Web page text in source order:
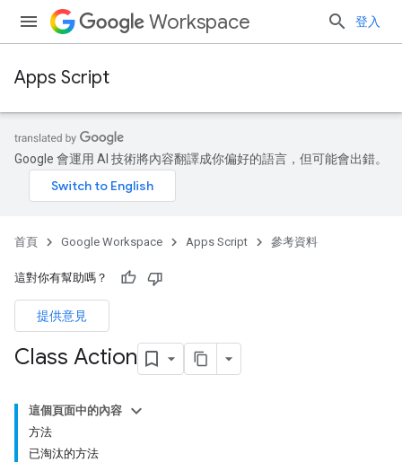
Workspace 登入
Apps Script
Google 會運用 AI 技術將內容翻譯成你偏好的語言，但可能會出錯。
首頁 Google Workspace Apps Script 參考資料
這對你有幫助嗎？
提供意見
Class Action
這個頁面中的內容
方法
已淘汰的方法